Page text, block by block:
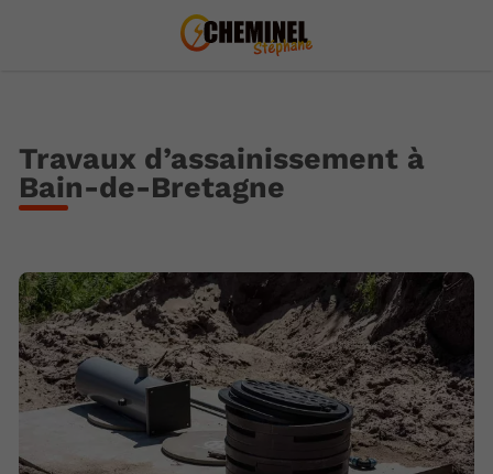
Travaux d’assainissement à
Bain-de-Bretagne